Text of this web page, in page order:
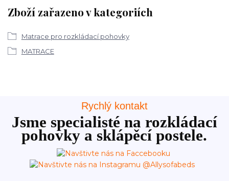
Zboží zařazeno v kategoriích
Matrace pro rozkládací pohovky
MATRACE
Rychlý kontakt
Jsme specialisté na rozkládací
pohovky a sklápěcí postele.